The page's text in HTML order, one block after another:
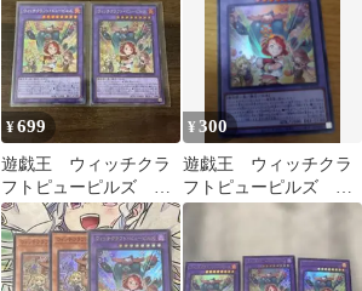
¥699
遊戯王 ウィッチクラ
フトピューピルズ シ
ークレットレア、ウル
トラレア
¥300
遊戯王 ウィッチクラ
フトピューピルズ ウ
ルトラ 1枚